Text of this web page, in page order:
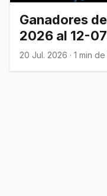
Ganadores
2026 al 12-
20 Jul. 2026 · 1 min